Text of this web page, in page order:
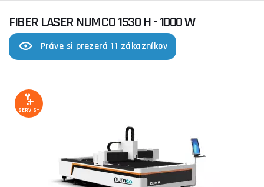
FIBER LASER NUMCO 1530 H - 1000 W
Práve si prezerá 11 zákazníkov
SERVIS+